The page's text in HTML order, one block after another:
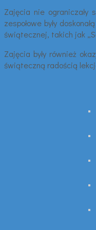
Zajęcia nie ograniczały
zespołowe były
świątecznej, takich jak
Zajęcia były również
świąteczną radością